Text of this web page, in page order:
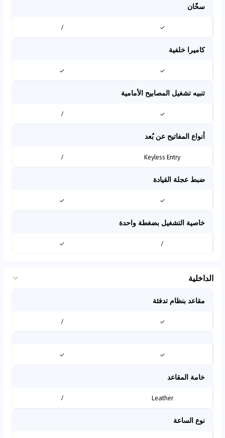
سخّان
✓
/
كاميرا خلفية
✓
✓
تنبيه تشغيل المصابيح الأمامية
✓
/
أنواع المفاتيح عن بُعد
Keyless Entry
/
ضبط عجلة القيادة
✓
✓
خاصية التشغيل بضغطة واحدة
/
✓
الداخلية
مقاعد بنظام تدفئة
✓
/
✓
✓
خامة المقاعد
Leather
/
نوع الساعة